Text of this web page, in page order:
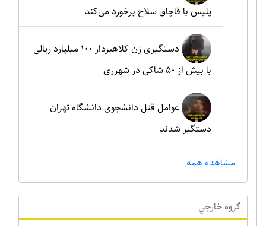
پلیس با قاچاق سلاح برخورد می‌کند
دستگیری زن کلاهبردار ۱۰۰ میلیارد ریالی
با بیش از ۵۰ شاکی در شهرری
عوامل قتل دانشجوی دانشگاه تهران
دستگیر شدند
مشاهده همه
گروه خارجي